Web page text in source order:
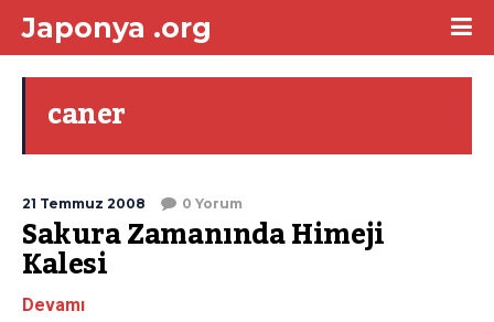
Japonya .org
caner
21 Temmuz 2008 0 Yorum
Sakura Zamanında Himeji
Kalesi
Devamı